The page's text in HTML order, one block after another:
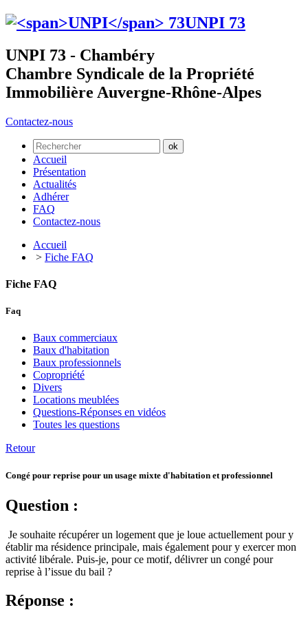
UNPI 73
UNPI 73 - Chambéry
Chambre Syndicale de la Propriété
Immobilière Auvergne-Rhône-Alpes
Contactez-nous
Accueil
Présentation
Actualités
Adhérer
FAQ
Contactez-nous
Accueil
> Fiche FAQ
Fiche FAQ
Faq
Baux commerciaux
Baux d'habitation
Baux professionnels
Copropriété
Divers
Locations meublées
Questions-Réponses en vidéos
Toutes les questions
Retour
Congé pour reprise pour un usage mixte d'habitation et professionnel
Question :
Je souhaite récupérer un logement que je loue actuellement pour y
établir ma résidence principale, mais également pour y exercer mon
activité libérale. Puis-je, pour ce motif, délivrer un congé pour
reprise à l’issue du bail ?
Réponse :